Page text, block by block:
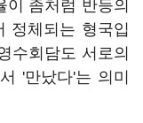
좀처럼 반등의
정체되는 형국입
수회담도 서로의
'만났다'는 의미